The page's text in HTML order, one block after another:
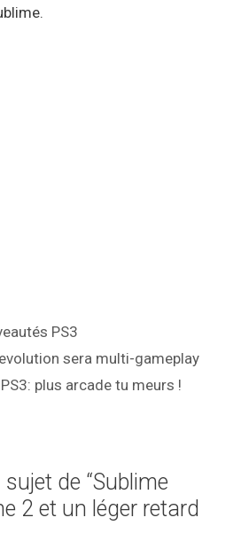
PS3
sera multi-gameplay
plus arcade tu meurs !
de “Sublime
2 et un léger retard